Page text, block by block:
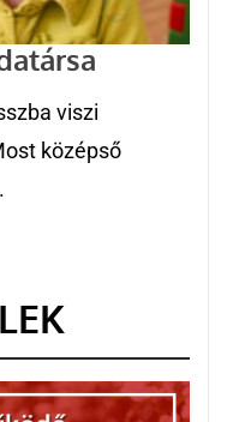
viszi
középső